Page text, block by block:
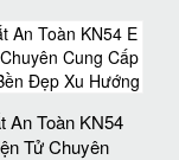
An Toàn KN54
Tử Chuyên